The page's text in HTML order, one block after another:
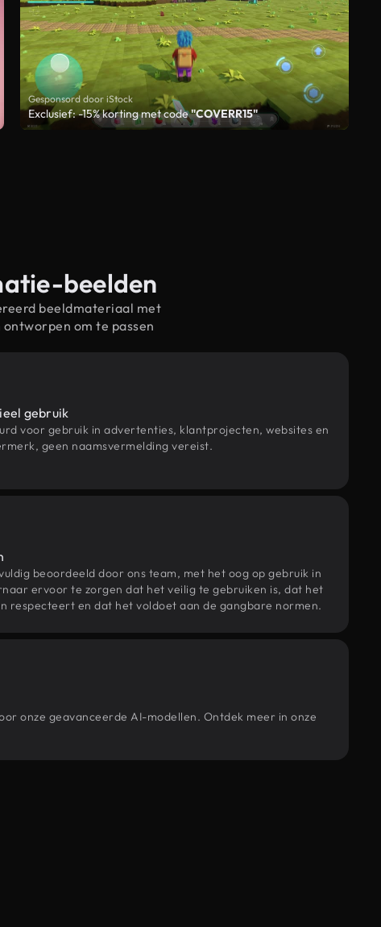
Gesponsord door iStock
Exclusief: -15% korting met code"COVERR15"
beelden
beeldmateriaal met
om te passen
gebruik
voor gebruik in advertenties, klantprojecten, websites en
geen naamsvermelding vereist.
beoordeeld door ons team, met het oog op gebruik in
ervoor te zorgen dat het veilig te gebruiken is, dat het
respecteert en dat het voldoet aan de gangbare normen.
onze geavanceerde AI-modellen. Ontdek meer in onze